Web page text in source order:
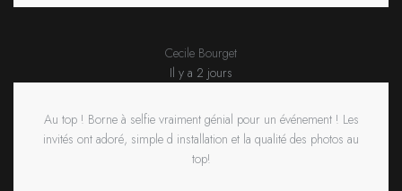
Cecile Bourget
Il y a 2 jours
Au top ! Borne à selfie vraiment génial pour un événement ! Les
invités ont adoré, simple d installation et la qualité des photos au
top!